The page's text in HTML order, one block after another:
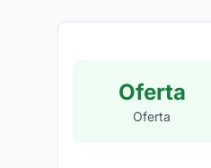
Oferta
Oferta